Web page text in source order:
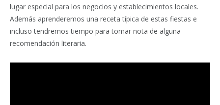
lugar especial para los negocios y establecimientos locales.
Además aprenderemos una receta típica de estas fiestas e
incluso tendremos tiempo para tomar nota de alguna
recomendación literaria.